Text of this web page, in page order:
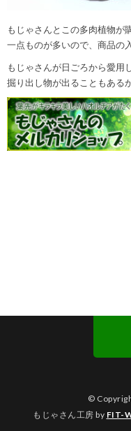
もじゃさんとこの多肉植物が
一点ものが多いので、商品の
もじゃさんが日ごろから愛用
掘り出し物が出ることもある
©
もじゃさん工房 by FIT-